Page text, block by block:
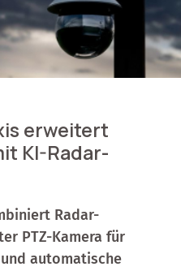
erweitert
KI-Radar-
Radar-
PTZ-Kamera für
automatische